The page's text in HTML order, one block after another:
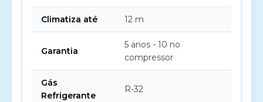
Climatiza até 12 m
Garantia
5 anos - 10 no
compressor
Gás
Refrigerante
R-32